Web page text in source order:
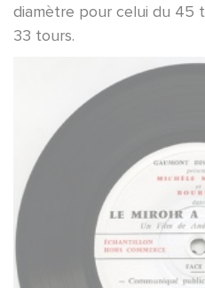
diamètre pour celui du 45
33 tours.